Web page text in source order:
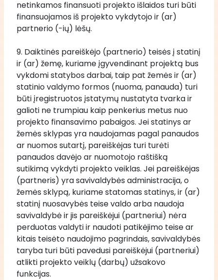
netinkamos finansuoti projekto išlaidos turi būti
finansuojamos iš projekto vykdytojo ir (ar)
partnerio (-ių) lėšų.
9. Daiktinės pareiškėjo (partnerio) teisės į statinį
ir (ar) žemę, kuriame įgyvendinant projektą bus
vykdomi statybos darbai, taip pat žemės ir (ar)
statinio valdymo formos (nuoma, panauda) turi
būti įregistruotos įstatymų nustatyta tvarka ir
galioti ne trumpiau kaip penkerius metus nuo
projekto finansavimo pabaigos. Jei statinys ar
žemės sklypas yra naudojamas pagal panaudos
ar nuomos sutartį, pareiškėjas turi turėti
panaudos davėjo ar nuomotojo raštišką
sutikimą vykdyti projekto veiklas. Jei pareiškėjas
(partneris) yra savivaldybės administracija, o
žemės sklypą, kuriame statomas statinys, ir (ar)
statinį nuosavybės teise valdo arba naudoja
savivaldybė ir jis pareiškėjui (partneriui) nėra
perduotas valdyti ir naudoti patikėjimo teise ar
kitais teisėto naudojimo pagrindais, savivaldybės
taryba turi būti pavedusi pareiškėjui (partneriui)
atlikti projekto veiklų (darbų) užsakovo
funkcijas.